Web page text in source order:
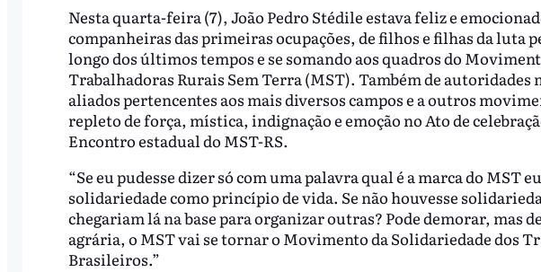
Nesta quarta-feira (7), João Pedro Stédile estava feliz e
companheiras das primeiras ocupações, de filhos e filhas da luta
longo dos últimos tempos e se somando aos quadros do
Trabalhadoras Rurais Sem Terra (MST). Também de autoridades
aliados pertencentes aos mais diversos campos e a outros
repleto de força, mística, indignação e emoção no Ato de
Encontro estadual do MST-RS.
“Se eu pudesse dizer só com uma palavra qual é a marca do MST
solidariedade como princípio de vida. Se não houvesse
chegariam lá na base para organizar outras? Pode demorar, mas
agrária, o MST vai se tornar o Movimento da Solidariedade dos
Brasileiros.”